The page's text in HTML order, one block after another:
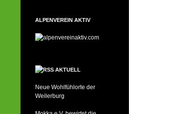
ALPENVEREIN AKTIV
AKTUELL
Neue Wohlfühlorte der
Weilerburg